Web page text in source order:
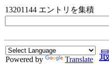
13201144 エントリを集積
Powered by Translate